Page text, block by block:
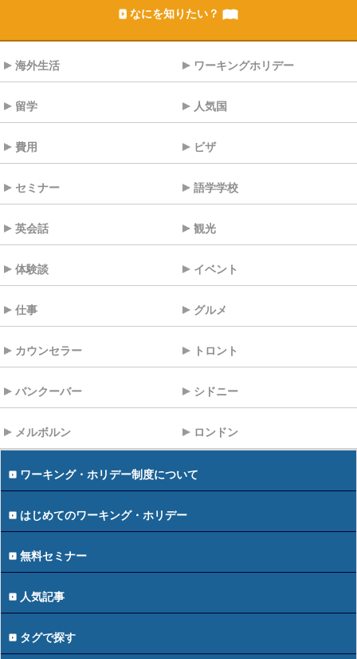
なにを知りたい？
海外生活 ワーキングホリデー
留学 人気国
費用 ビザ
セミナー 語学学校
英会話 観光
体験談 イベント
仕事 グルメ
カウンセラー トロント
バンクーバー シドニー
メルボルン ロンドン
ワーキング・ホリデー制度について
はじめてのワーキング・ホリデー
無料セミナー
人気記事
タグで探す